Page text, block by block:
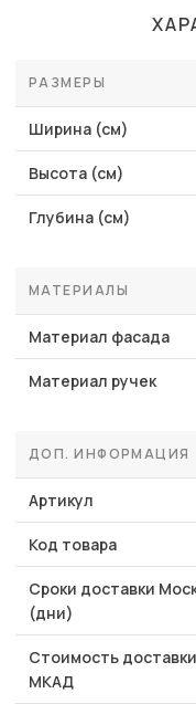
РАЗМЕРЫ
Ширина (см)
Высота (см)
Глубина (см)
МАТЕРИАЛЫ
Материал фасада
Материал ручек
ДОП. ИНФОРМАЦИЯ
Артикул
Код товара
Сроки доставки
(дни)
Стоимость
МКАД